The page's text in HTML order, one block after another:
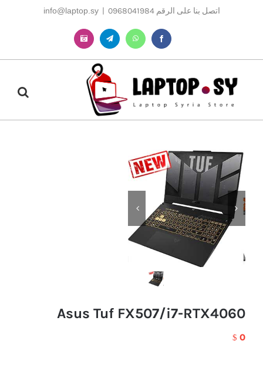
اتصل بنا على الرقم 0968041984 |
info@laptop.sy
Facebook
WhatsApp
Telegram
Instagram
Asus Tuf FX507/i7-RTX4060
$ 0